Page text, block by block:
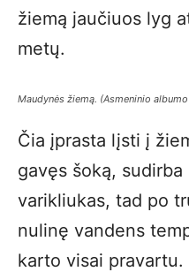
žiemą jaučiuos lyg
metų.
Maudynės žiemą. (Asmeninio
Čia įprasta lįsti į
gavęs šoką, sudirba
varikliukas, tad po
nulinę vandens
karto visai pravartu.